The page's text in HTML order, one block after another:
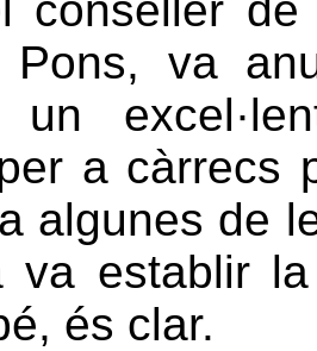
Pons, va
un
a càrrecs
algunes de
va establir
és clar.